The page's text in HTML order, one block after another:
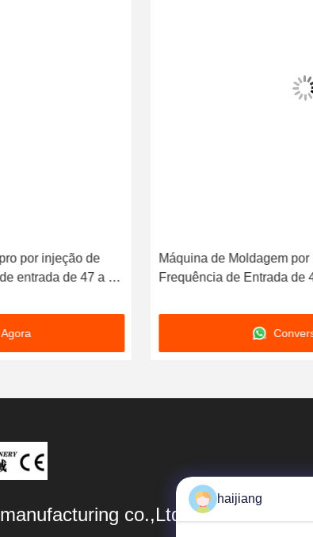
por injeção de
entrada de 47 a 63
Máquina de Moldagem
Frequência de Entrada de
Moldagem por Injeção de
co.,Ltd
haijiang